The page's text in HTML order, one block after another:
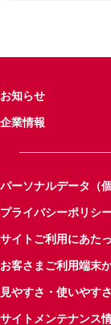
お知らせ
企業情報
パーソナルデータ（
プライバシーポリシ
サイトご利用にあた
お客さまご利用端末
見やすさ・使いやす
サイトメンテナンス